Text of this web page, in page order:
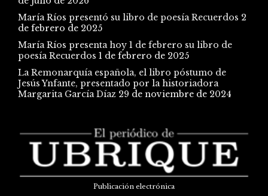
María Ríos presentó su libro de poesía Recuerdos 2
de febrero de 2025
María Ríos presenta hoy 1 de febrero su libro de
poesía Recuerdos 1 de febrero de 2025
La Remonarquía española, el libro póstumo de
Jesús Ynfante, presentado por la historiadora
Margarita García Díaz 29 de noviembre de 2024
Publicación electrónica